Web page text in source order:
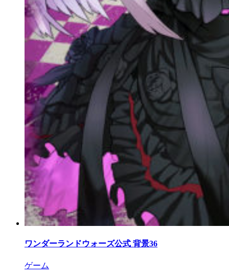
ワンダーランドウォーズ公式 背景36
ゲーム